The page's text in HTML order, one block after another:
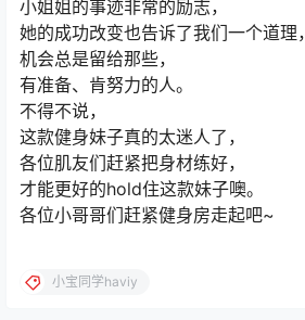
小姐姐的事迹非常的励志，
她的成功改变也告诉了我们一个道理，
机会总是留给那些，
有准备、肯努力的人。
不得不说，
这款健身妹子真的太迷人了，
各位肌友们赶紧把身材练好，
才能更好的hold住这款妹子噢。
各位小哥哥们赶紧健身房走起吧~
小宝同学haviy